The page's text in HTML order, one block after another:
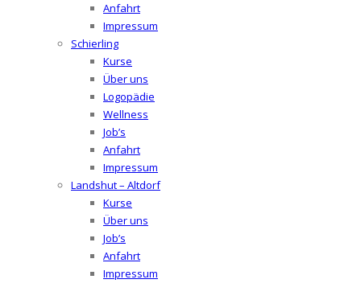
Anfahrt
Impressum
Schierling
Kurse
Über uns
Logopädie
Wellness
Job’s
Anfahrt
Impressum
Landshut – Altdorf
Kurse
Über uns
Job’s
Anfahrt
Impressum